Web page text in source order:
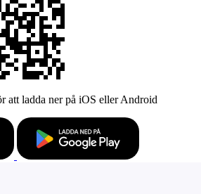
att ladda ner på iOS eller Android